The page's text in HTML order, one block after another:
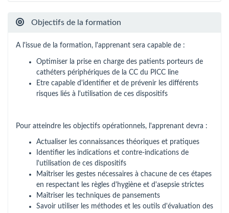
Objectifs de la formation
A l'issue de la formation, l'apprenant sera capable de :
Optimiser la prise en charge des patients porteurs de
cathéters périphériques de la CC du PICC line
Etre capable d'identifier et de prévenir les différents
risques liés à l'utilisation de ces dispositifs
Pour atteindre les objectifs opérationnels, l'apprenant devra :
Actualiser les connaissances théoriques et pratiques
Identifier les indications et contre-indications de
l'utilisation de ces dispositifs
Maîtriser les gestes nécessaires à chacune de ces étapes
en respectant les règles d'hygiène et d'asepsie strictes
Maîtriser les techniques de pansements
Savoir utiliser les méthodes et les outils d'évaluation des